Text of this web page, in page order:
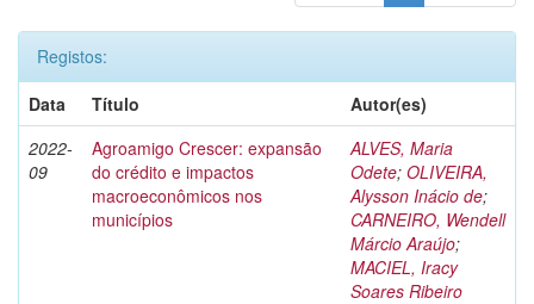
Registos:
Data
Título
Autor(es)
2022-
09
Agroamigo Crescer: expansão
do crédito e impactos
macroeconômicos nos
municípios
ALVES, Maria
Odete; OLIVEIRA,
Alysson Inácio de;
CARNEIRO, Wendell
Márcio Araújo;
MACIEL, Iracy
Soares Ribeiro